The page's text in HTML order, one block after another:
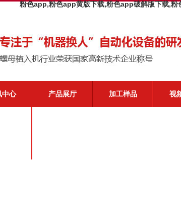
粉色app,粉色app黄版下载,粉色app破解版下载,粉
中心 产品展厅 加工样品 视